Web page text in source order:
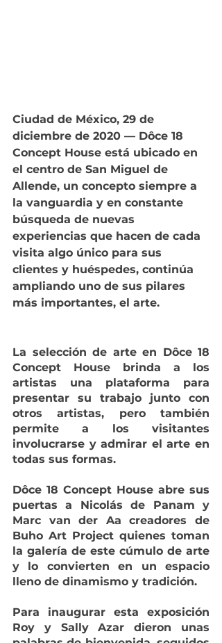
Ciudad de México, 29 de
diciembre de 2020 — Dôce 18
Concept House está ubicado en
el centro de San Miguel de
Allende, un concepto siempre a
la vanguardia y en constante
búsqueda de nuevas
experiencias que hacen de cada
visita algo único para sus
clientes y huéspedes, continúa
ampliando uno de sus pilares
más importantes, el arte.
La selección de arte en Dôce 18
Concept House brinda a los
artistas una plataforma para
presentar su trabajo junto con
otros artistas, pero también
permite a los visitantes
involucrarse y admirar el arte en
todas sus formas.
Dôce 18 Concept House abre sus
puertas a Nicolás de Panam y
Buho Art Project quienes toman
la galería de este cúmulo de arte
y lo convierten en un espacio
lleno de dinamismo y tradición.
Para inaugurar esta exposición
Roy y Sally Azar dieron unas